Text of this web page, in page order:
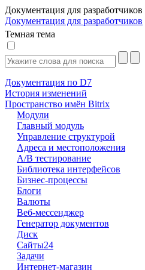
Документация для разработчиков
Документация для разработчиков
Темная тема
Документация по D7
История изменений
Пространство имён Bitrix
Модули
Главный модуль
Управление структурой
Адреса и местоположения
А/В тестирование
Библиотека интерфейсов
Бизнес-процессы
Блоги
Валюты
Веб-мессенджер
Генератор документов
Диск
Сайты24
Задачи
Интернет-магазин